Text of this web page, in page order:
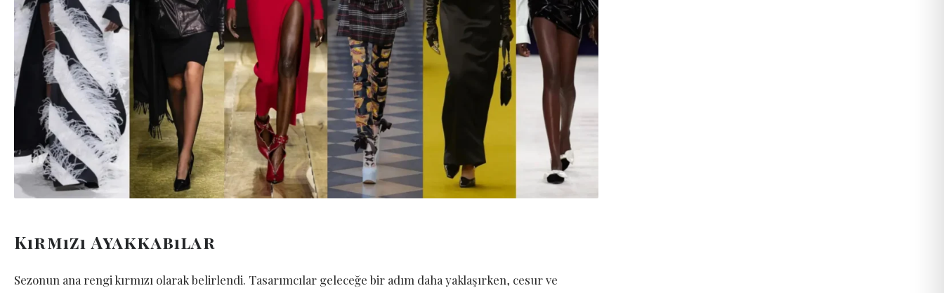
Kırmızı Ayakkabılar
Sezonun ana rengi kırmızı olarak belirlendi. Tasarımcılar geleceğe bir adım daha yaklaşırken, cesur ve